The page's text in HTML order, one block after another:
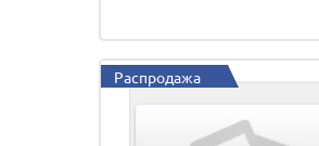
Распродажа